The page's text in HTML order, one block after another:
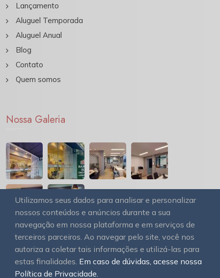
Utilizamos seus dados para analisar e personalizar
nossos conteúdos e anúncios durante a sua
navegação em nossa plataforma e em serviços de
terceiros parceiros. Ao navegar pelo site, você nos
autoriza a coletar tais informações e utilizá-las para
estas finalidades. Em caso de dúvidas, acesse nossa
Política de Privacidade.
Lançamento
Aluguel Temporada
Aluguel Anual
Blog
Contato
Quem somos
Nossa Galeria
OAWEB site e sistemas para imobiliárias